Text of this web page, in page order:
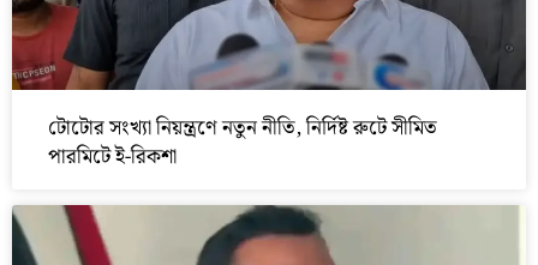
টোটোর সংখ্যা নিয়ন্ত্রণে নতুন নীতি, নির্দিষ্ট রুটে সীমিত
পারমিটে ই-রিকশা